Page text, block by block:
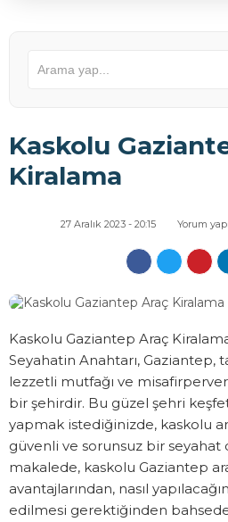
Kaskolu
Kiralama
27 Aralık 2023 - 20:15 Yorum
Kaskolu Gaziantep Araç
Seyahatin Anahtarı, Gaziantep,
lezzetli mutfağı ve
bir şehirdir. Bu güzel şehri
yapmak istediğinizde, kaskolu
güvenli ve sorunsuz bir seyahat
makalede, kaskolu Gaziantep
avantajlarından, nasıl
edilmesi gerektiğinden